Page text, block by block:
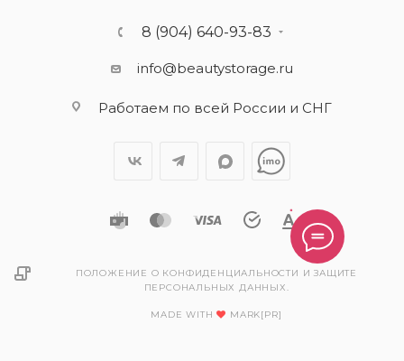
8 (904) 640-93-83
info@beautystorage.ru
Работаем по всей России и СНГ
ПОЛОЖЕНИЕ О КОНФИДЕНЦИАЛЬНОСТИ И ЗАЩИТЕ
ПЕРСОНАЛЬНЫХ ДАННЫХ.
MADE WITH MARK[PR]